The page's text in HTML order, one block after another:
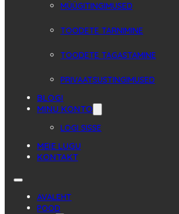
MÜÜGITINGIMUSED
TOODETE TARNIMINE
TOODETE TAGASTAMINE
PRIVAATSUSTINGIMUSED
BLOGI
MINU KONTO
LOGI SISSE
MEIE LUGU
KONTAKT
AVALEHT
POOD